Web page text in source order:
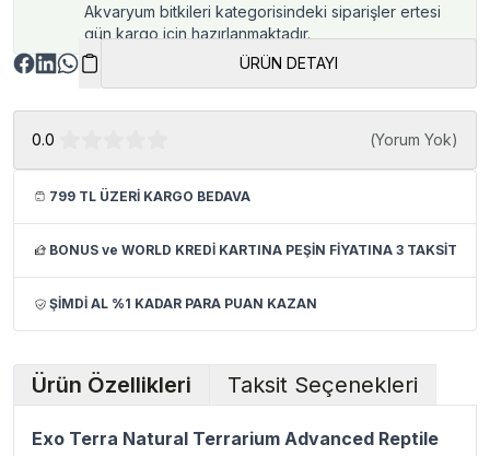
Akvaryum bitkileri kategorisindeki siparişler ertesi
gün kargo için hazırlanmaktadır.
ÜRÜN DETAYI
0.0 (Yorum Yok)
799 TL ÜZERİ KARGO BEDAVA
BONUS ve WORLD KREDİ KARTINA PEŞİN FİYATINA 3 TAKSİT
ŞİMDİ AL %1 KADAR PARA PUAN KAZAN
Ürün Özellikleri Taksit Seçenekleri
Exo Terra Natural Terrarium Advanced Reptile